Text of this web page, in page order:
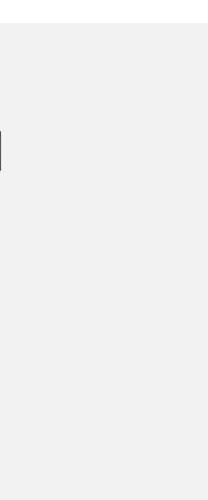
新視窗)
(另開新視窗)
分享(另開新視窗)